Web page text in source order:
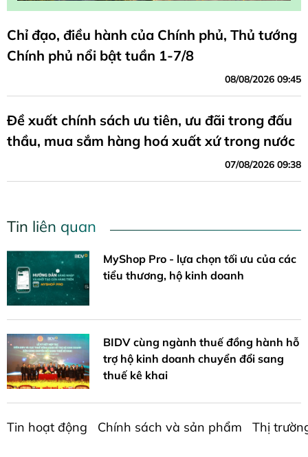
Chỉ đạo, điều hành của Chính phủ, Thủ tướng
Chính phủ nổi bật tuần 1-7/8
08/08/2026 09:45
Đề xuất chính sách ưu tiên, ưu đãi trong đấu
thầu, mua sắm hàng hoá xuất xứ trong nước
07/08/2026 09:38
Tin liên quan
MyShop Pro - lựa chọn tối ưu của các
tiểu thương, hộ kinh doanh
BIDV cùng ngành thuế đồng hành hỗ
trợ hộ kinh doanh chuyển đổi sang
thuế kê khai
Tin hoạt động Chính sách và sản phẩm Thị